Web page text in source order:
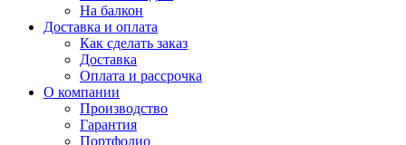
На балкон
Доставка и оплата
Как сделать заказ
Доставка
Оплата и рассрочка
О компании
Производство
Гарантия
Портфолио